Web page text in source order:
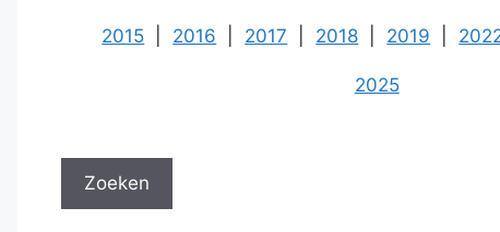
2015 2016 2017 2018 2019
2025